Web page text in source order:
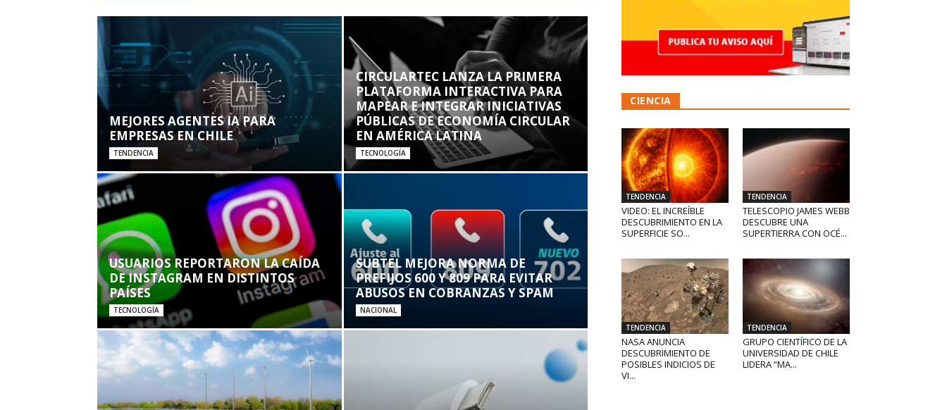
MEJORES AGENTES IA PARA
EMPRESAS EN CHILE
TENDENCIA
CIRCULARTEC LANZA LA PRIMERA
PLATAFORMA INTERACTIVA PARA
MAPEAR E INTEGRAR INICIATIVAS
PÚBLICAS DE ECONOMÍA CIRCULAR
EN AMÉRICA LATINA
TECNOLOGÍA
USUARIOS REPORTARON LA CAÍDA
DE INSTAGRAM EN DISTINTOS
PAÍSES
TECNOLOGÍA
SUBTEL MEJORA NORMA DE
PREFIJOS 600 Y 809 PARA EVITAR
ABUSOS EN COBRANZAS Y SPAM
NACIONAL
CIENCIA
TENDENCIA
VIDEO: EL INCREÍBLE
DESCUBRIMIENTO EN LA
SUPERFICIE SO...
TENDENCIA
TELESCOPIO JAMES WEBB
DESCUBRE UNA
SUPERTIERRA CON OCÉ...
TENDENCIA
NASA ANUNCIA
DESCUBRIMIENTO DE
POSIBLES INDICIOS DE
VI...
TENDENCIA
GRUPO CIENTÍFICO DE LA
UNIVERSIDAD DE CHILE
LIDERA “MA...